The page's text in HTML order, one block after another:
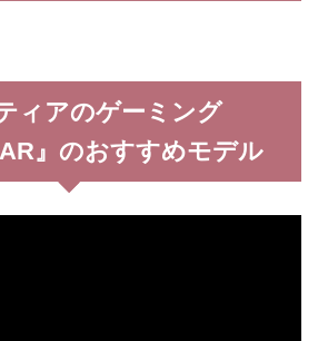
ィアのゲーミング
』のおすすめモデル